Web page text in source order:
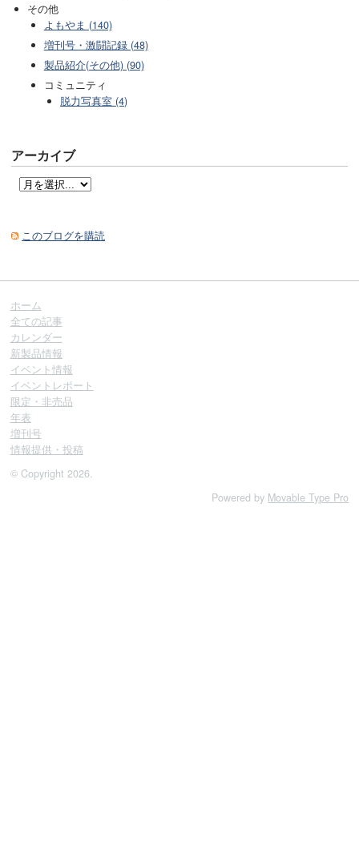
その他
よもやま (140)
増刊号・激闘記録 (48)
製品紹介(その他) (90)
コミュニティ
脱力写真室 (4)
アーカイブ
このブログを購読
ホーム
全ての記事
カレンダー
新製品情報
イベント情報
イベントレポート
限定・非売品
年表
増刊号
情報提供・投稿
© Copyright 2026.
Powered by Movable Type Pro